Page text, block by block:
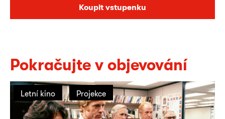
Koupit vstupenku
Pokračujte v objevování
Letní kino Projekce